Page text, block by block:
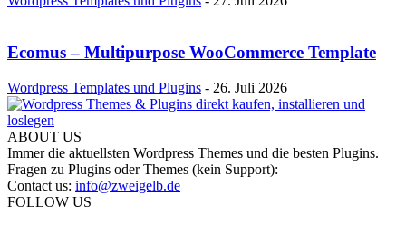
Ecomus – Multipurpose WooCommerce Template
Wordpress Templates und Plugins - 26. Juli 2026
ABOUT US
Immer die aktuellsten Wordpress Themes und die besten Plugins.
Fragen zu Plugins oder Themes (kein Support):
Contact us: info@zweigelb.de
FOLLOW US